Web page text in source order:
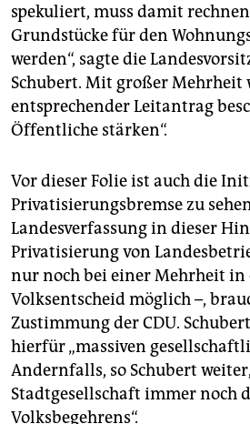
spekuliert, muss damit
Grundstücke für den
werden“, sagte die
Schubert. Mit großer Mehrheit
entsprechender Leitantrag
Öffentliche stärken“.
Vor dieser Folie ist auch die
Privatisierungsbremse zu
Landesverfassung in dieser
Privatisierung von
nur noch bei einer Mehrheit in
Volksentscheid möglich –,
Zustimmung der CDU.
hierfür „massiven
Andernfalls, so Schubert
Stadtgesellschaft immer noch
Volksbegehrens“.